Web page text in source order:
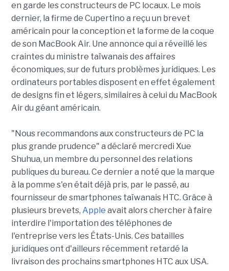
en garde les constructeurs de PC locaux. Le mois
dernier, la firme de Cupertino a reçu un brevet
américain pour la conception et la forme de la coque
de son MacBook Air. Une annonce qui a réveillé les
craintes du ministre taïwanais des affaires
économiques, sur de futurs problèmes juridiques. Les
ordinateurs portables disposent en effet également
de designs fin et légers, similaires à celui du MacBook
Air du géant américain.
"Nous recommandons aux constructeurs de PC la
plus grande prudence" a déclaré mercredi Xue
Shuhua, un membre du personnel des relations
publiques du bureau. Ce dernier a noté que la marque
à la pomme s'en était déjà pris, par le passé, au
fournisseur de smartphones taïwanais HTC. Grâce à
plusieurs brevets, Apple avait alors chercher à faire
interdire l'importation des téléphones de
l'entreprise vers les États-Unis. Ces batailles
juridiques ont d'ailleurs récemment retardé la
livraison des prochains smartphones HTC aux USA.